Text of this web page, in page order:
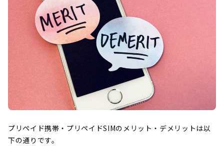
プリペイド携帯・プリペイドSIMのメリット・デメリットは以
下の通りです。